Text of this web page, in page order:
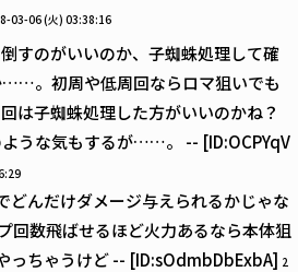
03-06 (火) 03:38:16
すのがいいのか、子蜘蛛処理して確
。初周や低周回ならロマ狙いでも
は子蜘蛛処理した方がいいのかね？
うな気もするが……。 -- [ID:OCPYqV
どんだけダメージ与えられるかじゃな
回数飛ばせるほど火力あるなら本体狙
っちゃうけど -- [ID:sOdmbDbExbA] 2